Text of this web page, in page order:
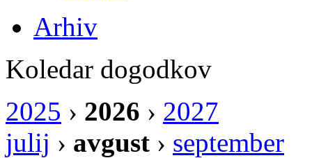
Arhiv
Koledar dogodkov
2025 › 2026 › 2027
julij › avgust › september